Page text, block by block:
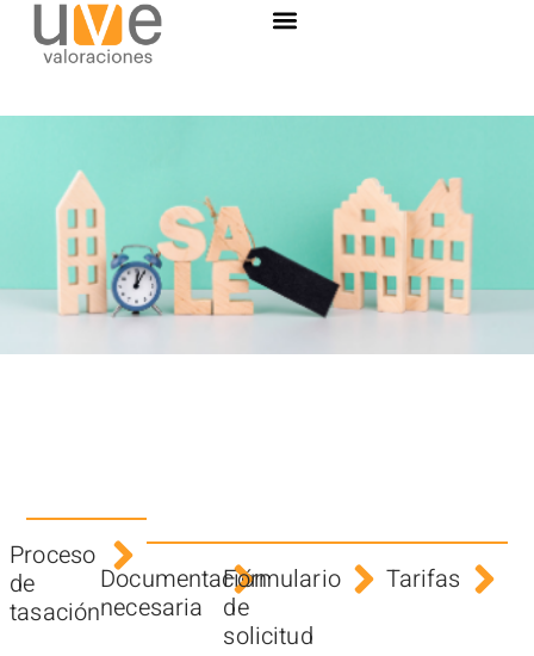
Solicitar
Proceso
de
tasación
Documentación
necesaria
Formulario
de
solicitud
Tarifas